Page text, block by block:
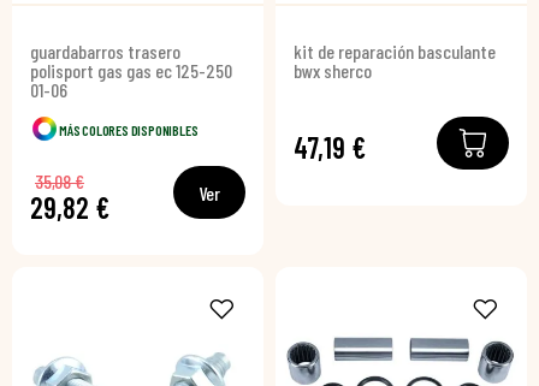
guardabarros trasero
polisport gas gas ec 125-250
01-06
MÁS COLORES DISPONIBLES
29,82 €
35,08 € Ver
kit de reparación basculante
bwx sherco
47,19 €